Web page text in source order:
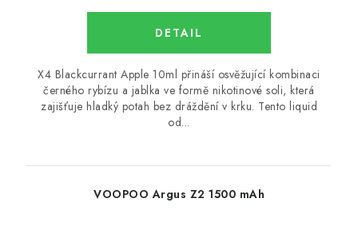
X4 Blackcurrant Apple 10ml přináší osvěžující kombinaci
černého rybízu a jablka ve formě nikotinové soli, která
zajišťuje hladký potah bez dráždění v krku. Tento liquid
od...
VOOPOO Argus Z2 1500 mAh